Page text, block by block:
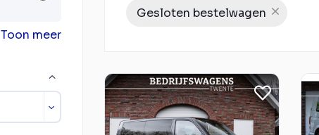
Toon meer
Gesloten bestelwagen